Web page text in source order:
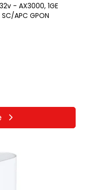
- AX3000, 1GE
SC/APC GPON